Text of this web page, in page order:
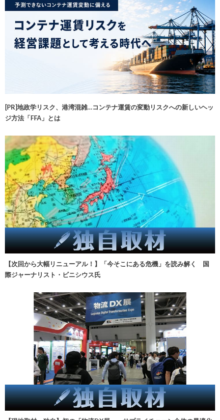
[PR]地政学リスク、港湾混雑…コンテナ運賃の変動リスクへの新しいヘッ
ジ方法「FFA」とは
【次回から大幅リニューアル！】「今そこにある危機」を読み解く 国
際ジャーナリスト・ビニシウス氏